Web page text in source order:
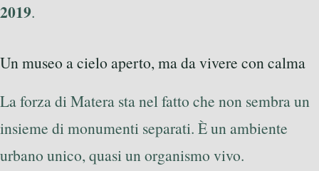
2019.
Un museo a cielo aperto, ma da vivere con calma
La forza di Matera sta nel fatto che non sembra un
insieme di monumenti separati. È un ambiente
urbano unico, quasi un organismo vivo.